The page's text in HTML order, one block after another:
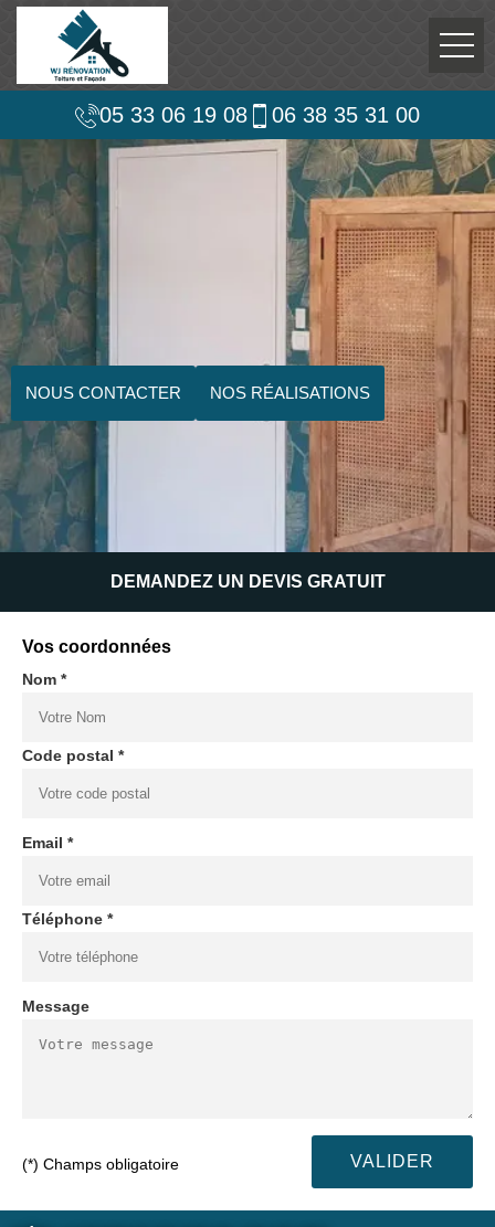
05 33 06 19 08 06 38 35 31 00
NOUS CONTACTER NOS RÉALISATIONS
DEMANDEZ UN DEVIS GRATUIT
Vos coordonnées
Nom *
Code postal *
Email *
Téléphone *
Message
(*) Champs obligatoire